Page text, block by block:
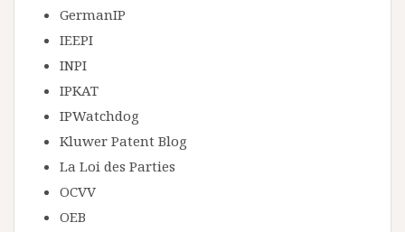
GermanIP
IEEPI
INPI
IPKAT
IPWatchdog
Kluwer Patent Blog
La Loi des Parties
OCVV
OEB